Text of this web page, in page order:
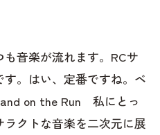
音楽が流れます。RCサ
。はい、定番ですね。ベ
on the Run 私にとっ
クトな音楽を二次元に展